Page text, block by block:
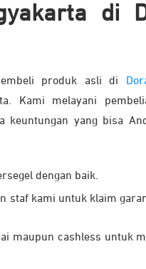
di
produk asli di
Kami melayani
keuntungan yang bisa
dengan baik.
staf kami untuk klaim
maupun cashless untuk